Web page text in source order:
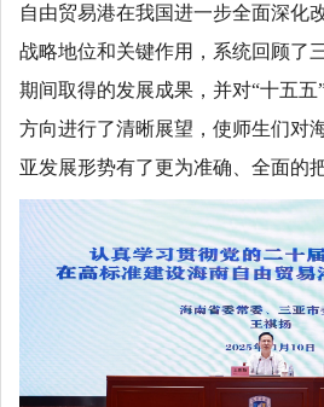
自由贸易港在我国进一步全面深化
战略地位和关键作用，系统回顾了
期间取得的发展成果，并对“十五
方向进行了清晰展望，使师生们对
亚发展形势有了更为准确、全面的把